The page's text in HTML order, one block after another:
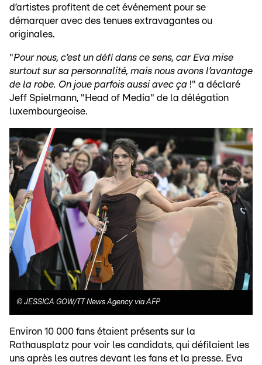
d’artistes profitent de cet événement pour se
démarquer avec des tenues extravagantes ou
originales.
"Pour nous, c’est un défi dans ce sens, car Eva mise
surtout sur sa personnalité, mais nous avons l’avantage
de la robe. On joue parfois aussi avec ça !" a déclaré
Jeff Spielmann, "Head of Media" de la délégation
luxembourgeoise.
© JESSICA GOW/TT News Agency via AFP
Environ 10 000 fans étaient présents sur la
Rathausplatz pour voir les candidats, qui défilaient les
uns après les autres devant les fans et la presse. Eva